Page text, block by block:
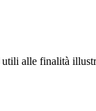
alle finalità